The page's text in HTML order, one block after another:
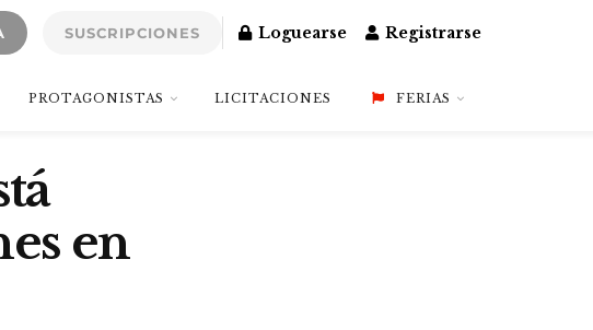
SUSCRIPCIONES Loguearse Registrarse
PROTAGONISTAS LICITACIONES FERIAS
en